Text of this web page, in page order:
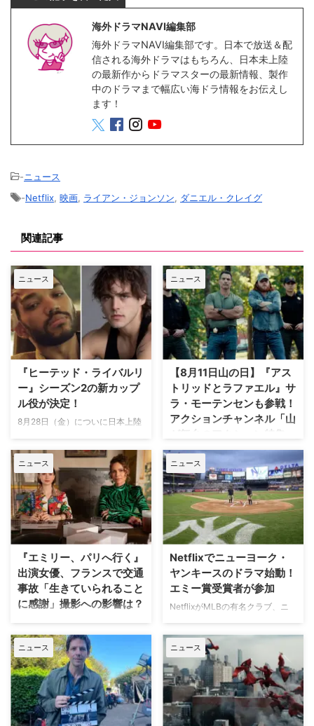
海外ドラマNAVI編集部
海外ドラマNAVI編集部です。日本で放送＆配
信される海外ドラマはもちろん、日本未上陸
の最新作からドラマスターの最新情報、製作
中のドラマまで幅広い海ドラ情報をお伝えし
ます！
-ニュース
-Netflix 映画 ライアン・ジョンソン ダニエル・クレイグ
関連記事
ニュース
『ヒーテッド・ライバルリ
ー』シーズン2の新カップ
ル役が決定！
8月28日（金）についに日本上陸
ド・ライバルリー』。そのシーズ
ン2の新カップル役が分かった。
米Deadlineが報じている。 シー
ズン1の主要カップルも引き続き
出演 『ヒーテッド・ライバルリ
ー』はカナダの作家レイチェル・
リードによるベストセラー小説
「Game Changers」シリーズを
原作とする。シーズン1は小説シ
リーズ第2作「Heated Rivalry」
をもとに、氷上で最大のライバル
として火花を散らす二人のスター
ランダーとロシア出身のイリヤ …
ニュース
【8月11日山の日】『アス
トリッドとラファエル』サ
ラ・モーテンセンも参戦！
アクションチャンネル「山
が舞台のアクション特集」
放送
日本で唯一のアクション海外ドラ
マ専門チャンネル「アクションチ
ャンネル」にて、8月11日の山の
日に合わせた特別編成「山が舞台
のアクション特集」が放送され
る。 8月11日「山の日」に注目の
山岳アクション2作品を特別編成
今回の特集では、米陸軍特殊部隊
出身の保安官が山岳地帯の町で起
きる難事件に挑む全米大ヒット作
『ブルーリッジ 山岳捜査網』が
独占日本初放送。さらに、元特殊
部隊員の父親が娘を守るために大
自然を駆け巡るフランス発の話題
作『デビルズ・リープ～娘を守
れ！最強の親父』が一挙放送され
る。雄大な自然の中で繰り広 …
ニュース
『エミリー、パリへ行く』
出演女優、フランスで交通
事故「生きていられること
に感謝」撮影への影響は？
人気Netflixドラマ『エミリー、パ
リへ行く』第6シーズンに出演す
るイギリス人女優のミニー・ドラ
イヴァーが、フランスでの撮影休
止期間中に深刻な自動車事故に遭
っていたことが分かった。 生き
ていられることに心から感謝 ミ
ニーは過去8週間にわたり、
ニュース
Netflixでニューヨーク・
ヤンキースのドラマ始動！
エミー賞受賞者が参加
NetflixがMLBの有名クラブ、ニ
した新作ドラマシリーズの開発を
進めている。米Varietyが報じ
た。 『オザークへようこそ』ジ
ェイソン・ベイトマンも関与
Netflixは、今年3月のMLB開幕戦
をライヴ配信したのを皮切りに、
7月のホームランダービーもリリ
ニュース ニュース